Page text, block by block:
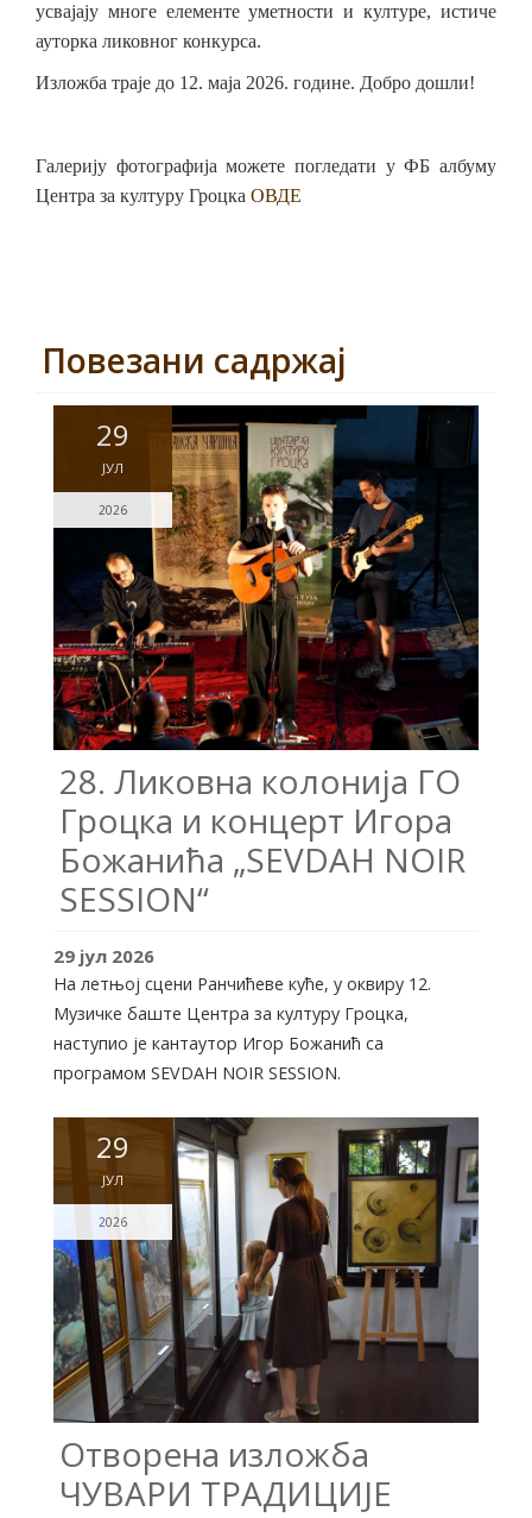
усвајају многе елементе уметности и културе, истиче
ауторка ликовног конкурса.
Изложба траје до 12. маја 2026. године. Добро дошли!
Галерију фотографија можете погледати уФБ албуму
Центра за културу Гроцка ОВДЕ
Повезани садржај
29
ЈУЛ
2026
28. Ликовна колонија ГО
Гроцка и концерт Игора
Божанића „SEVDAH NOIR
SESSION“
29 јул 2026
На летњој сцени Ранчићеве куће, у оквиру 12.
Музичке баште Центра за културу Гроцка,
наступио је кантаутор Игор Божанић са
програмом SEVDAH NOIR SESSION.
29
ЈУЛ
2026
Отворена изложба
ЧУВАРИ ТРАДИЦИЈЕ